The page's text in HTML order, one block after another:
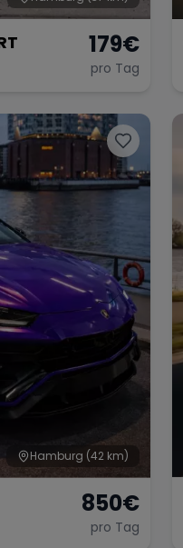
179€
pro Tag
Hamburg (42 km)
850€
pro Tag